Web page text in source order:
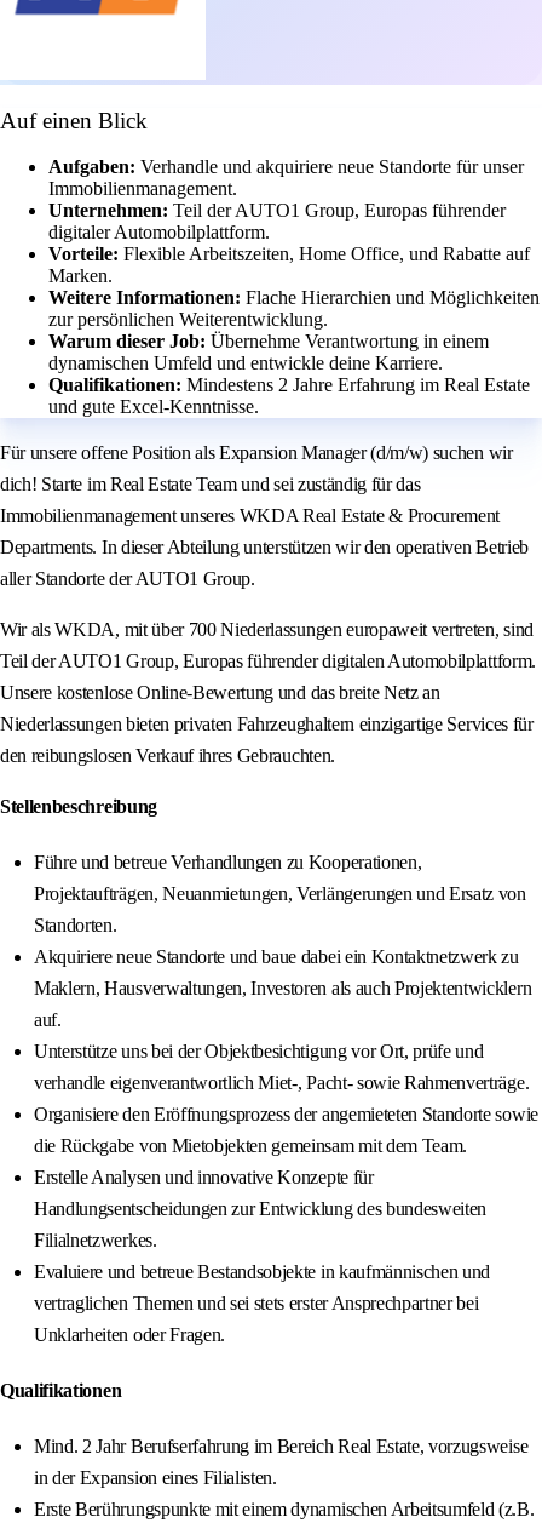
Auf einen Blick
Aufgaben: Verhandle und akquiriere neue Standorte für unser
Immobilienmanagement.
Unternehmen: Teil der AUTO1 Group, Europas führender
digitaler Automobilplattform.
Vorteile: Flexible Arbeitszeiten, Home Office, und Rabatte auf
Marken.
Weitere Informationen: Flache Hierarchien und Möglichkeiten
zur persönlichen Weiterentwicklung.
Warum dieser Job: Übernehme Verantwortung in einem
dynamischen Umfeld und entwickle deine Karriere.
Qualifikationen: Mindestens 2 Jahre Erfahrung im Real Estate
und gute Excel-Kenntnisse.
Für unsere offene Position als Expansion Manager (d/m/w) suchen wir
dich! Starte im Real Estate Team und sei zuständig für das
Immobilienmanagement unseres WKDA Real Estate & Procurement
Departments. In dieser Abteilung unterstützen wir den operativen Betrieb
aller Standorte der AUTO1 Group.
Wir als WKDA, mit über 700 Niederlassungen europaweit vertreten, sind
Teil der AUTO1 Group, Europas führender digitalen Automobilplattform.
Unsere kostenlose Online-Bewertung und das breite Netz an
Niederlassungen bieten privaten Fahrzeughaltern einzigartige Services für
den reibungslosen Verkauf ihres Gebrauchten.
Stellenbeschreibung
Führe und betreue Verhandlungen zu Kooperationen,
Projektaufträgen, Neuanmietungen, Verlängerungen und Ersatz von
Standorten.
Akquiriere neue Standorte und baue dabei ein Kontaktnetzwerk zu
Maklern, Hausverwaltungen, Investoren als auch Projektentwicklern
auf.
Unterstütze uns bei der Objektbesichtigung vor Ort, prüfe und
verhandle eigenverantwortlich Miet-, Pacht- sowie Rahmenverträge.
Organisiere den Eröffnungsprozess der angemieteten Standorte sowie
die Rückgabe von Mietobjekten gemeinsam mit dem Team.
Erstelle Analysen und innovative Konzepte für
Handlungsentscheidungen zur Entwicklung des bundesweiten
Filialnetzwerkes.
Evaluiere und betreue Bestandsobjekte in kaufmännischen und
vertraglichen Themen und sei stets erster Ansprechpartner bei
Unklarheiten oder Fragen.
Qualifikationen
Mind. 2 Jahr Berufserfahrung im Bereich Real Estate, vorzugsweise
in der Expansion eines Filialisten.
Erste Berührungspunkte mit einem dynamischen Arbeitsumfeld (z.B.